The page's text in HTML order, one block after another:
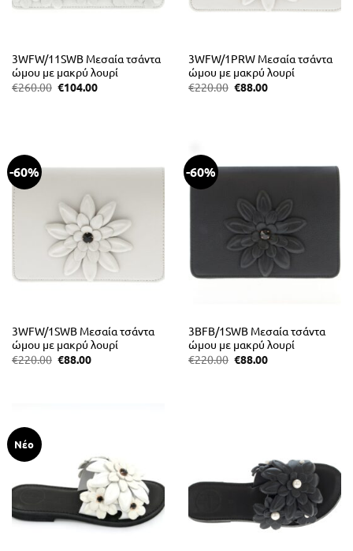
3WFW/11SWB Μεσαία τσάντα
ώμου με μακρύ λουρί
€260.00 Original
price
€104.00Η
3WFW/1PRW Μεσαία τσάντα
ώμου με μακρύ λουρί
€220.00 Original
price
€88.00Η
-60%
3WFW/1SWB Μεσαία τσάντα
ώμου με μακρύ λουρί
€220.00 Original
price
€88.00Η
-60%
3BFB/1SWB Μεσαία τσάντα
ώμου με μακρύ λουρί
€220.00 Original
price
€88.00Η
Νέο